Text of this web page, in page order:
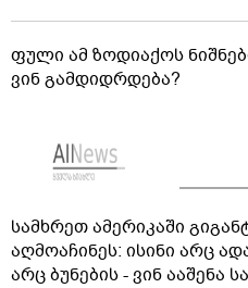
ფული ამ ზოდიაქოს
ვინ გამდიდრდება?
სამხრეთ ამერიკაში
აღმოაჩინეს: ისინი არც
არც ბუნების - ვინ